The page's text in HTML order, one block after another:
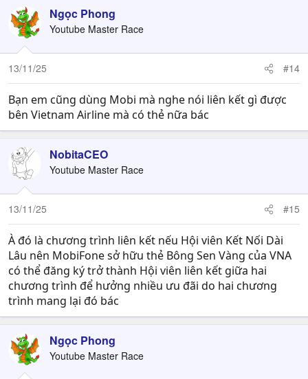
Ngọc Phong
Youtube Master Race
13/11/25 #14
Bạn em cũng dùng Mobi mà nghe nói liên kết gì được
bên Vietnam Airline mà có thẻ nữa bác
NobitaCEO
Youtube Master Race
13/11/25 #15
À đó là chương trình liên kết nếu Hội viên Kết Nối Dài
Lâu nên MobiFone sở hữu thẻ Bông Sen Vàng của VNA
có thể đăng ký trở thành Hội viên liên kết giữa hai
chương trình để hưởng nhiều ưu đãi do hai chương
trình mang lại đó bác
Ngọc Phong
Youtube Master Race